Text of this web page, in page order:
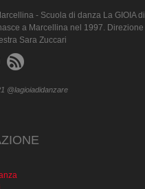
- Scuola di danza La GIOIA di
a Marcellina nel 1997. Direzione
Sara Zuccari
@lagioiadidanzare